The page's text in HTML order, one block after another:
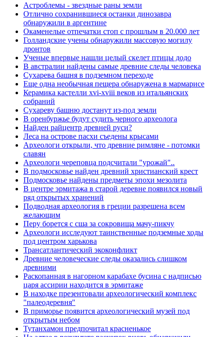
Астроблемы - звездные раны земли
Отлично сохранившиеся останки динозавра
обнаружили в аргентине
Окаменелые отпечатки стоп с прошлым в 20.000 лет
Голландские учены обнаружили массовую могилу
дронтов
Ученые впервые нашли целый скелет птицы додо
В австралии найдены самые древние следы человека
Сухарева башня в подземном переходе
Еще одна необычная пещера обнаружена в мармарисе
Керамика кастелли xvi-xviii веков из итальянских
собраний
Сухареву башню достанут из-под земли
В оренбуржье будут судить черного археолога
Найден райцентр древней руси?
Леса на острове пасхи съедены крысами
Археологи открыли, что древние римляне - потомки
славян
Археологи череповца подсчитали "урожай"..
В подмосковье найден древний христианский крест
Подмосковье найдены предметы эпохи мезолита
В центре эрмитажа в старой деревне появился новый
ряд открытых хранений
Подводная археология в греции разрешена всем
желающим
Перу борется с сша за сокровища мачу-пикчу
Археологи исследуют таинственные подземные ходы
под центром харькова
Трансатлантический экоконфликт
Древние человеческие следы оказались слишком
древними
Раскопанная в нагорном карабахе бусина с надписью
царя ассирии находится в эрмитаже
В находке презентовали археологический комплекс
"палеодеревня"
В приморье появится археологический музей под
открытым небом
Тутанхамон предпочитал красненькое